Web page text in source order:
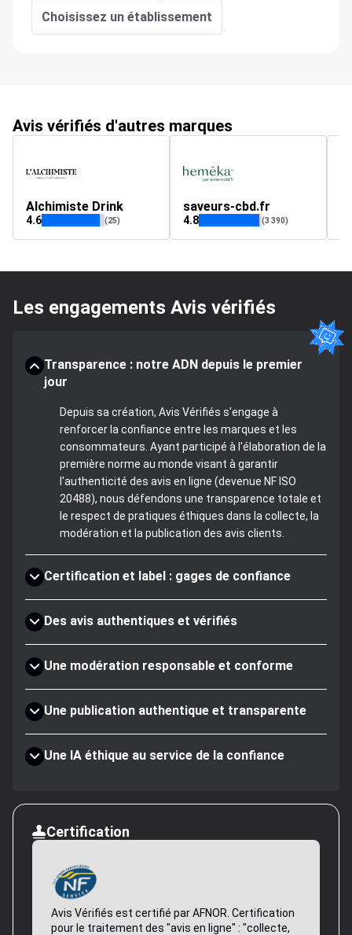
Choisissez un établissement
Avis vérifiés d'autres marques
Alchimiste Drink
4.6 (25)
saveurs-cbd.fr
4.8 (3 390)
Les engagements Avis vérifiés
Transparence : notre ADN depuis le premier
jour
Depuis sa création, Avis Vérifiés s'engage à
renforcer la confiance entre les marques et les
consommateurs. Ayant participé à l'élaboration de la
première norme au monde visant à garantir
l'authenticité des avis en ligne (devenue NF ISO
20488), nous défendons une transparence totale et
le respect de pratiques éthiques dans la collecte, la
modération et la publication des avis clients.
Certification et label : gages de confiance
Des avis authentiques et vérifiés
Une modération responsable et conforme
Une publication authentique et transparente
Une IA éthique au service de la confiance
Certification
Avis Vérifiés est certifié par AFNOR. Certification
pour le traitement des "avis en ligne" : "collecte,